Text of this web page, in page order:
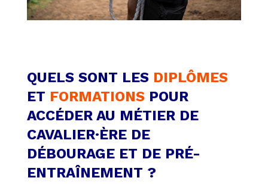
QUELS SONT LES DIPLÔMES
ET FORMATIONS POUR
ACCÉDER AU MÉTIER DE
CAVALIER·ÈRE DE
DÉBOURAGE ET DE PRÉ-
ENTRAÎNEMENT ?